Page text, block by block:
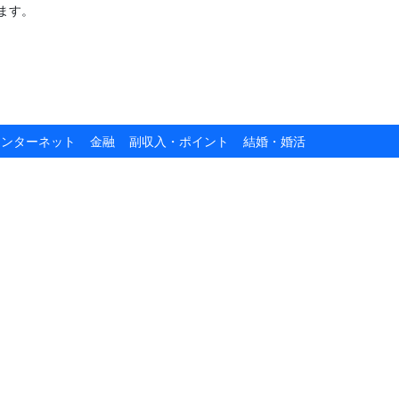
。
ターネット 金融 副収入・ポイント 結婚・婚活